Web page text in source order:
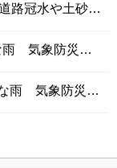
盛岡など主要都市で激しい雷雨 道路冠水や土砂災害に警戒
青森県で1時間に約90mmの猛烈な雨 気象防災速報・記録的短時間大雨
岩手県で1時間に約100mmの猛烈な雨 気象防災速報・記録的短時間大雨